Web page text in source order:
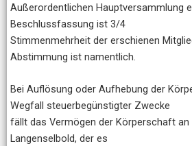
Außerordentlichen Hauptversammlung
Beschlussfassung ist 3/4
Stimmenmehrheit der erschienen
Abstimmung ist namentlich.
Bei Auflösung oder Aufhebung der
Wegfall steuerbegünstigter Zwecke
fällt das Vermögen der Körperschaft
Langenselbold, der es